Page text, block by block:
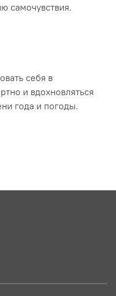
самочувствия.
себя в
и вдохновляться
года и погоды.